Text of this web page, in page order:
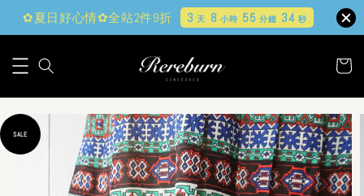
✿夏日好心情✿全站2件9折 3天 8小時 55分鐘 33秒
SALE